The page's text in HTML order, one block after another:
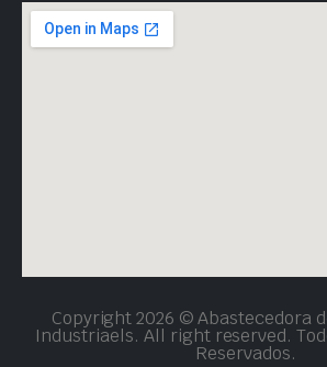
Copyright 2026 © Abastecedora
Industriaels. All right reserved.
Reservados.